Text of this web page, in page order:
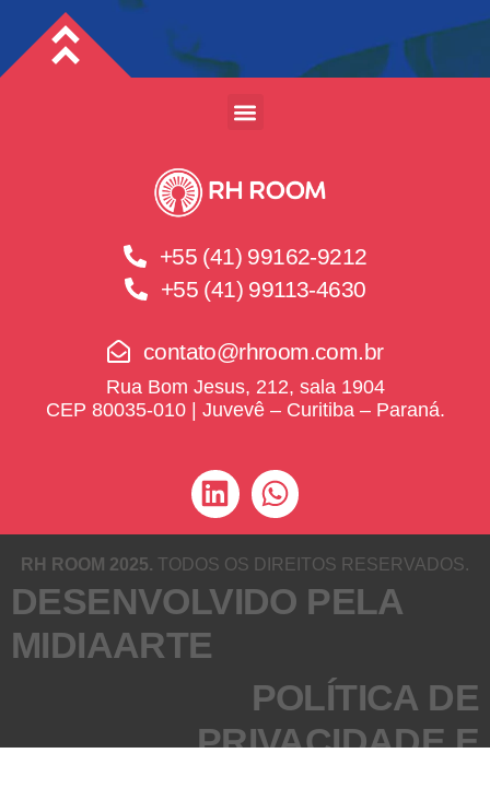
+55 (41) 99162-9212
+55 (41) 99113-4630
contato@rhroom.com.br
Rua Bom Jesus, 212, sala 1904
CEP 80035-010 | Juvevê – Curitiba – Paraná.
RH ROOM 2025. TODOS OS DIREITOS RESERVADOS.
DESENVOLVIDO PELA
MIDIAARTE
POLÍTICA DE
PRIVACIDADE E